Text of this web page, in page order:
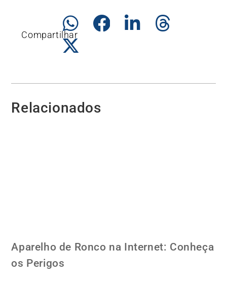
Compartilhar
Relacionados
Aparelho de Ronco na Internet: Conheça
os Perigos